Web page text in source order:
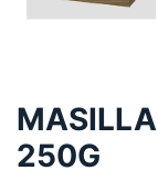
250G